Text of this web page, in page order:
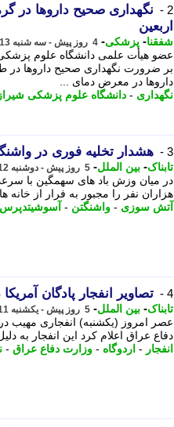
2 -
نگهداری صحیح داروها در
اربعین
شفقنا- پزشکی- 4 روز پیش - سه شنبه 13 مرداد 1405، 09:17
عضو هیأت علمی دانشگاه علوم پزشکی
بر ضرورت نگهداری صحیح داروها در
داروها در معرض دمای ...
نگهداری - دانشگاه علوم پزشکی شیراز
3 - هشدار تخلیه فوری در
تابناک- بین الملل- 5 روز پیش - دوشنبه 12 مرداد 1405، 12:35
هزاران نفر را مجبور به فرار از
آتش سوزی - واشنگتن - آسوشیتدپرس
4 - تصاویر انفجار پادگان
تابناک- بین الملل- 5 روز پیش - یکشنبه 11 مرداد 1405، 22:15
عصر امروز (یکشنبه) انفجاری مهیب در
دفاع عراق اعلام کرد این انفجار به
انفجار - اردوگاه - وزارت دفاع عراق -